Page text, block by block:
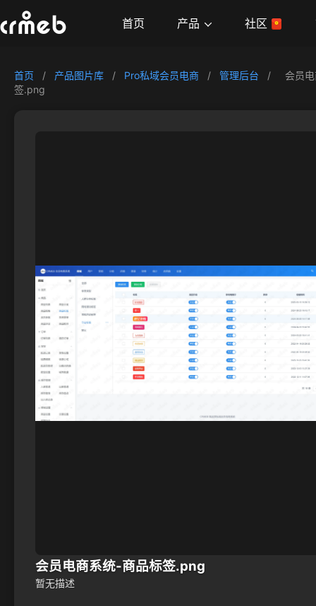
首页 产品 社区
首页 / 产品图片库 / Pro私域会员电商 / 管理后台 /
会员
签.png
会员电商系统-商品标签.png
暂无描述